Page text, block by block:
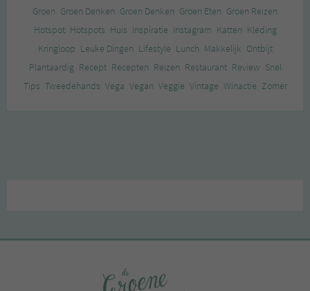
Groen Groen Denken Groen Denken Groen Eten Groen Reizen
Hotspot Hotspots Huis Inspiratie Instagram Katten Kleding
Kringloop Leuke Dingen Lifestyle Lunch Makkelijk Ontbijt
Plantaardig Recept Recepten Reizen Restaurant Review Snel
Tips Tweedehands Vega Vegan Veggie Vintage Winactie Zomer